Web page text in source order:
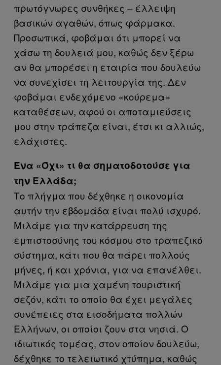
πρωτόγνωρες συνθήκες – έλλειψη
βασικών αγαθών, όπως φάρμακα.
Προσωπικά, φοβάμαι ότι μπορεί να
χάσω τη δουλειά μου, καθώς δεν ξέρω
αν θα μπορέσει η εταιρία που δουλεύω
να συνεχίσει τη λειτουργία της. Δεν
φοβάμαι ενδεχόμενο «κούρεμα»
καταθέσεων, αφού οι αποταμιεύσεις
μου στην τράπεζα είναι, έτσι κι αλλιώς,
ελάχιστες.
Ένα «Όχι» τι θα σηματοδοτούσε για
την Ελλάδα;
Το πλήγμα που δέχθηκε η οικονομία
αυτήν την εβδομάδα είναι πολύ ισχυρό.
Μιλάμε για την κατάρρευση της
εμπιστοσύνης του κόσμου στο τραπεζικό
σύστημα, κάτι που θα πάρει πολλούς
μήνες, ή και χρόνια, για να επανέλθει.
Μιλάμε για μια χαμένη τουριστική
σεζόν, κάτι το οποίο θα έχει μεγάλες
συνέπειες στα εισοδήματα πολλών
Ελλήνων, οι οποίοι ζουν στα νησιά. Ο
ιδιωτικός τομέας, στον οποίον δουλεύω,
δέχθηκε το τελειωτικό χτύπημα, καθώς